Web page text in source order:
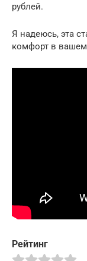
рублей.
Я надеюсь, эта
комфорт в
Рейтинг